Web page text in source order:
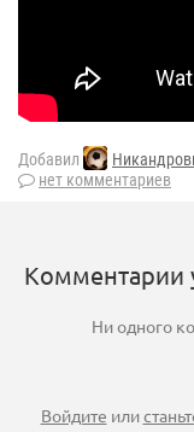
Добавил
нет комментариев
Комментарии
Ни одного
Войдите или